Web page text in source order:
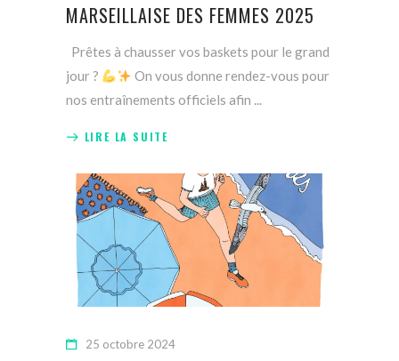
MARSEILLAISE DES FEMMES 2025
Prêtes à chausser vos baskets pour le grand
jour ?
On vous donne rendez-vous pour
nos entraînements officiels afin
LIRE LA SUITE
25 octobre 2024